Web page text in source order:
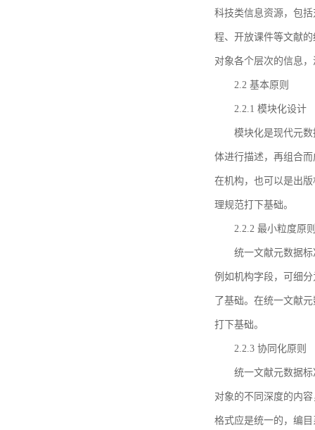
科技类信息资源，包
程、开放课件等文献
对象各个层次的信息
2.2 基本原则
2.2.1 模块化设计
模块化是现代元
体进行描述，再组合
在机构，也可以是出
理规范打下基础。
2.2.2 最小粒度原
统一文献元数据
例如机构字段，可细
了基础。在统一文献
打下基础。
2.2.3 协同化原则
统一文献元数据
对象的不同深度的内
格式应是统一的，编